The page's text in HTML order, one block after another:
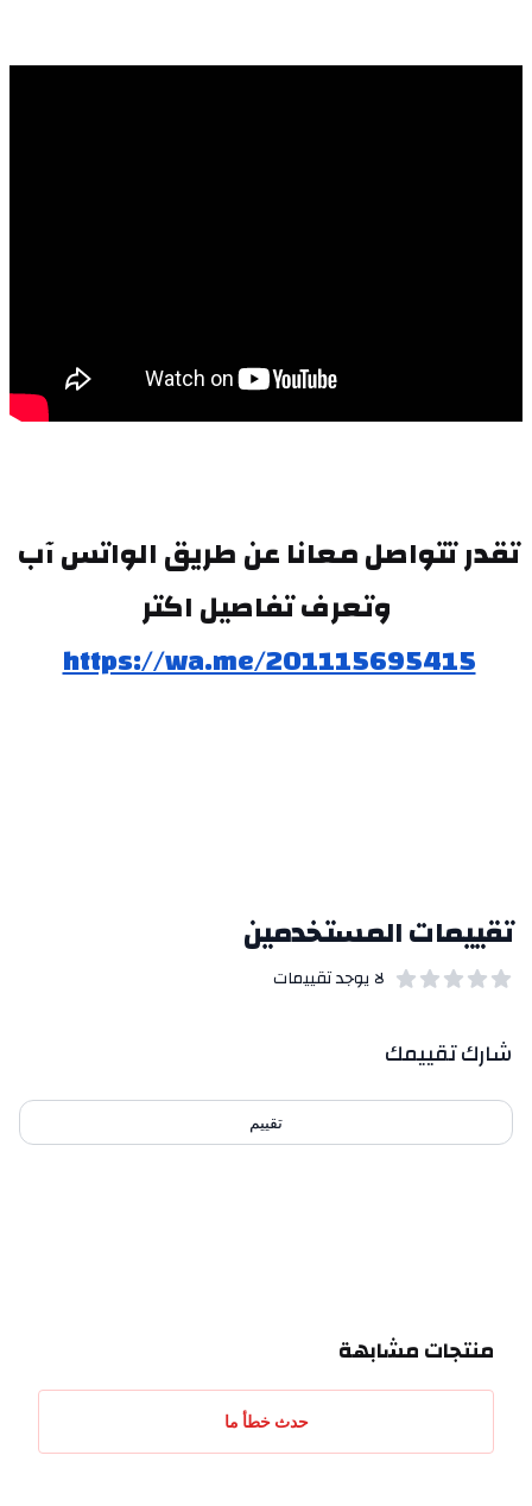
وتعرف تفاصيل اكتر
https://wa.me/201115695415
تقييمات المستخدمين
لا يوجد تقييمات
بيانات التقييمات
شارك تقييمك
تقييم
منتجات مشابهة
حدث خطأ ما